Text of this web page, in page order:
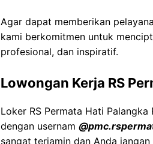
Agar dapat memberikan
kami berkomitmen untuk
profesional, dan inspiratif.
Lowongan Kerja RS
Loker RS Permata Hati
dengan usernam
sangat terjamin dan Anda